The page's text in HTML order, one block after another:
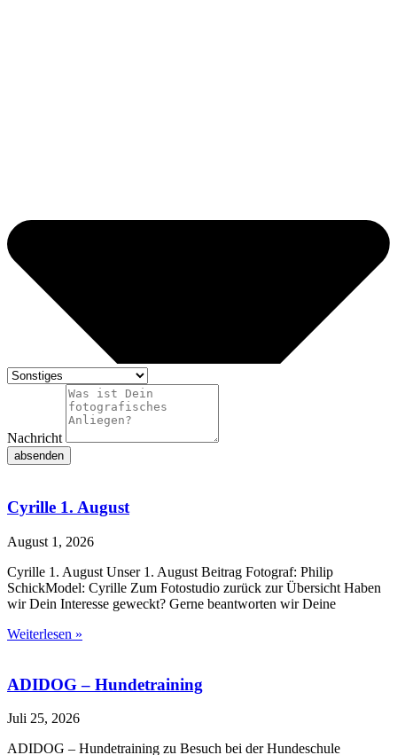
Nachricht
absenden
Cyrille 1. August
August 1, 2026
Cyrille 1. August Unser 1. August Beitrag Fotograf: Philip
SchickModel: Cyrille Zum Fotostudio zurück zur Übersicht Haben
wir Dein Interesse geweckt? Gerne beantworten wir Deine
Weiterlesen »
ADIDOG – Hundetraining
Juli 25, 2026
ADIDOG – Hundetraining zu Besuch bei der Hundeschule